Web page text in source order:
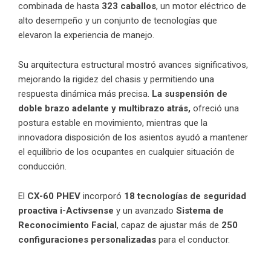
combinada de hasta 323 caballos, un motor eléctrico de
alto desempeño y un conjunto de tecnologías que
elevaron la experiencia de manejo.
Su arquitectura estructural mostró avances significativos,
mejorando la rigidez del chasis y permitiendo una
respuesta dinámica más precisa. La suspensión de
doble brazo adelante y multibrazo atrás, ofreció una
postura estable en movimiento, mientras que la
innovadora disposición de los asientos ayudó a mantener
el equilibrio de los ocupantes en cualquier situación de
conducción.
El CX-60 PHEV incorporó 18 tecnologías de seguridad
proactiva i-Activsense y un avanzado Sistema de
Reconocimiento Facial, capaz de ajustar más de 250
configuraciones personalizadas para el conductor.